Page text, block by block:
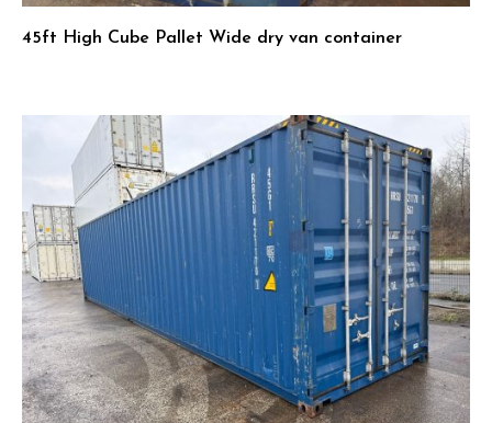
45ft High Cube Pallet Wide dry van container